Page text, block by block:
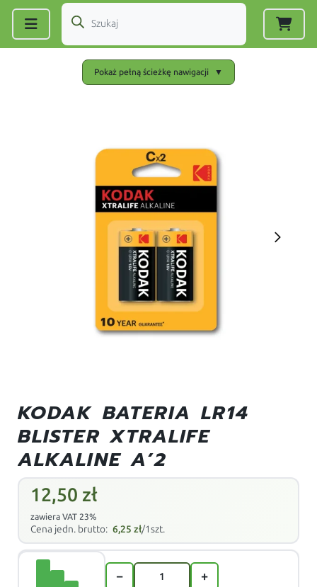
Pokaż pełną ścieżkę nawigacji ▼
KODAK BATERIA LR14
BLISTER XTRALIFE
ALKALINE A’2
12,50 zł
zawiera VAT 23%
Cena jedn. brutto: 6,25zł/1szt.
− +